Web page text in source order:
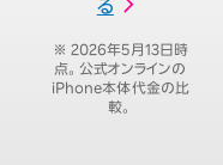
る
※ 2026年5月13日時
点。公式オンラインの
iPhone本体代金の比
較。